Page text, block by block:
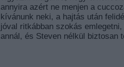
annyira azért ne menjen a
kívánunk neki, a hajtás után
jóval ritkábban szokás
annál, és Steven nélkül biztosan